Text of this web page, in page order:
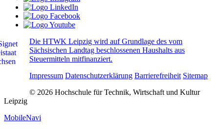
Die HTWK Leipzig wird auf Grundlage des vom
Sächsischen Landtag beschlossenen Haushalts aus
Steuermitteln mitfinanziert.
Impressum Datenschutzerklärung Barrierefreiheit Sitemap
© 2026 Hochschule für Technik, Wirtschaft und Kultur
Leipzig
MobileNavi